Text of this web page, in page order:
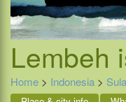
Lembeh
Home > Indonesia >